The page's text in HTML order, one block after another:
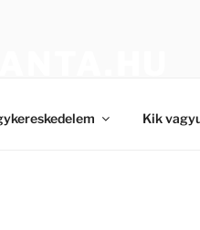
Kik